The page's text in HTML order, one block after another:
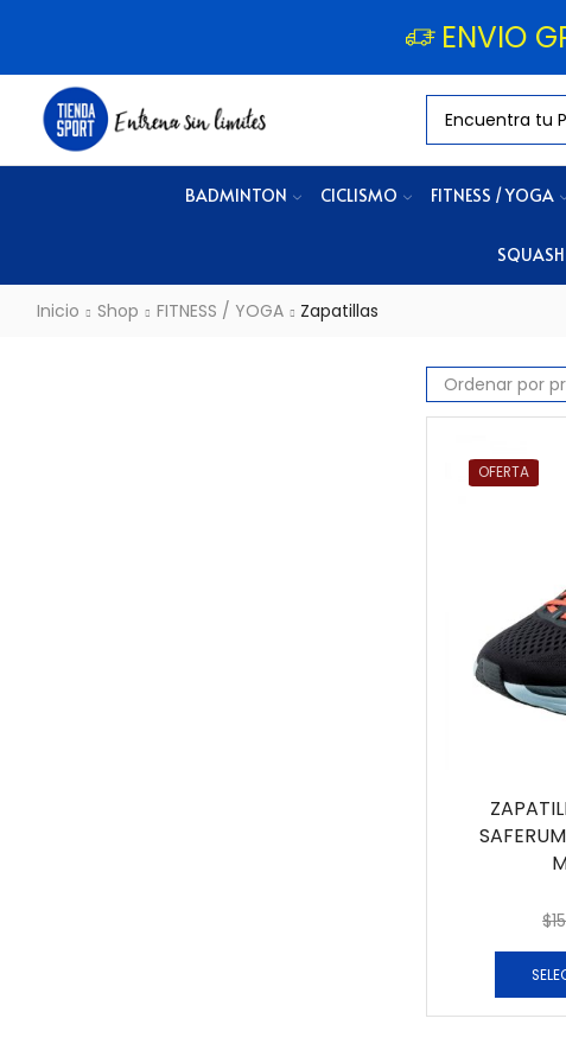
ENVIO
BADMINTON CICLISMO FITNESS / YOGA
SQUASH
Inicio Shop FITNESS / YOGA Zapatillas
OFERTA
$